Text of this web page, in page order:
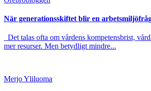
När generationsskiftet blir en
Det talas ofta om vårdens kompetensbrist,
mer resurser. Men betydligt mindre...
Merjo Yliluoma